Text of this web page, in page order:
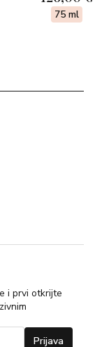
75 ml
i prvi otkrijte
Prijava